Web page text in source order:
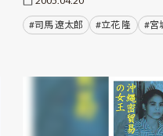
#司馬 遼太郎 #立花 隆 #宮